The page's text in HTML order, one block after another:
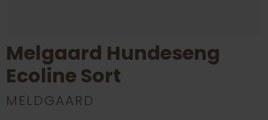
Melgaard Hundeseng
Ecoline Sort
MELDGAARD